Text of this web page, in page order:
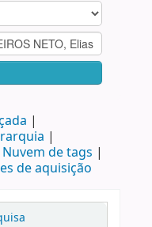
Nuvem de tags
de aquisição